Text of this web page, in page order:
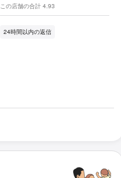
この店舗の合計 4.93
24時間以内の返信